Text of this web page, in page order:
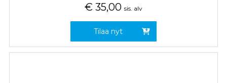
€ 35,00 sis. alv
Tilaa nyt